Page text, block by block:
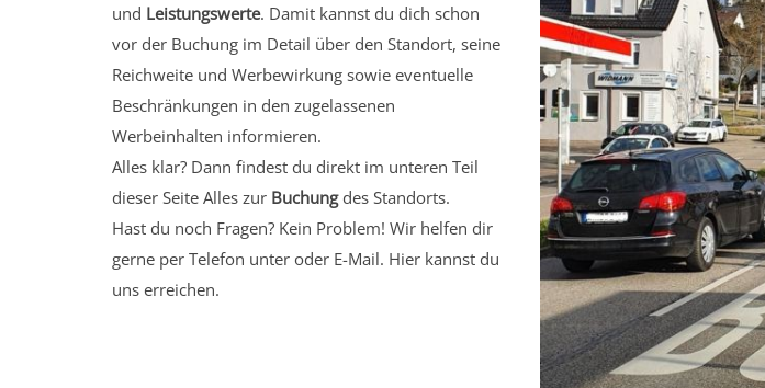
und Leistungswerte. Damit kannst du dich schon
vor der Buchung im Detail über den Standort, seine
Reichweite und Werbewirkung sowie eventuelle
Beschränkungen in den zugelassenen
Werbeinhalten informieren.
Alles klar? Dann findest du direkt im unteren Teil
dieser Seite Alles zur Buchungdes Standorts.
Hast du noch Fragen? Kein Problem! Wir helfen dir
gerne per Telefon unter oder E-Mail. Hier kannst du
uns erreichen.